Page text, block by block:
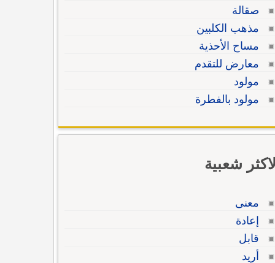
صقالة
مذهب الكلبين
مساح الأحذية
معارض للتقدم
مولود
مولود بالفطرة
الاكثر شعبية
معنى
إعادة
قابل
أريد